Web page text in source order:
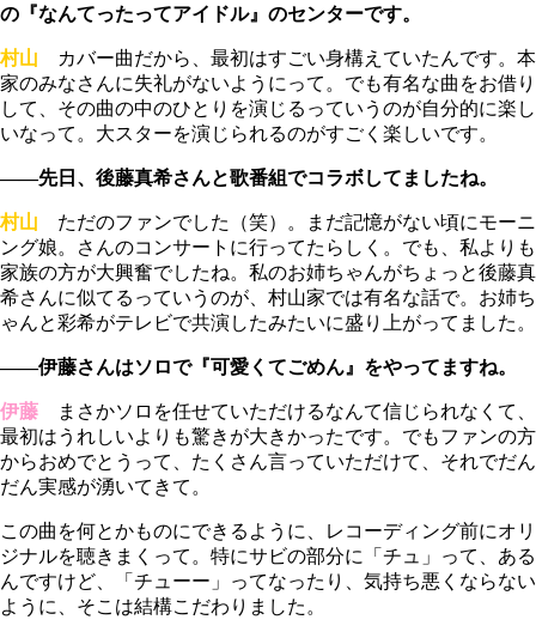
の『なんてったってアイドル』のセンターです。
村山 カバー曲だから、最初はすごい身構えていたんです。本
家のみなさんに失礼がないようにって。でも有名な曲をお借り
して、その曲の中のひとりを演じるっていうのが自分的に楽し
いなって。大スターを演じられるのがすごく楽しいです。
――先日、後藤真希さんと歌番組でコラボしてましたね。
村山 ただのファンでした（笑）。まだ記憶がない頃にモーニ
ング娘。さんのコンサートに行ってたらしく。でも、私よりも
家族の方が大興奮でしたね。私のお姉ちゃんがちょっと後藤真
希さんに似てるっていうのが、村山家では有名な話で。お姉ち
ゃんと彩希がテレビで共演したみたいに盛り上がってました。
――伊藤さんはソロで『可愛くてごめん』をやってますね。
伊藤 まさかソロを任せていただけるなんて信じられなくて、
最初はうれしいよりも驚きが大きかったです。でもファンの方
からおめでとうって、たくさん言っていただけて、それでだん
だん実感が湧いてきて。
この曲を何とかものにできるように、レコーディング前にオリ
ジナルを聴きまくって。特にサビの部分に「チュ」って、ある
んですけど、「チューー」ってなったり、気持ち悪くならない
ように、そこは結構こだわりました。